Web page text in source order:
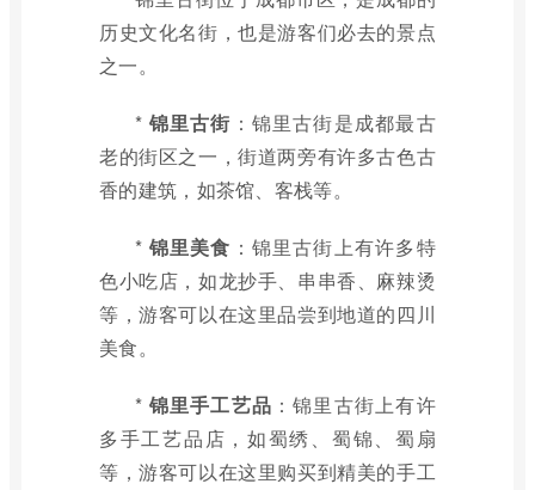
历史文化名街，也是游客们必去的景点
之一。
* 锦里古街 ：锦里古街是成都最古
老的街区之一，街道两旁有许多古色古
香的建筑，如茶馆、客栈等。
* 锦里美食 ：锦里古街上有许多特
色小吃店，如龙抄手、串串香、麻辣烫
等，游客可以在这里品尝到地道的四川
美食。
* 锦里手工艺品 ：锦里古街上有许
多手工艺品店，如蜀绣、蜀锦、蜀扇
等，游客可以在这里购买到精美的手工